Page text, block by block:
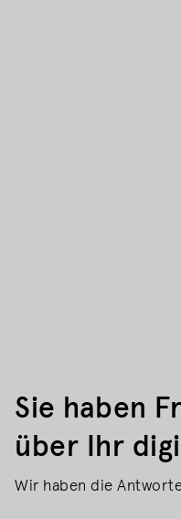
Sie haben
über Ihr
Wir haben die